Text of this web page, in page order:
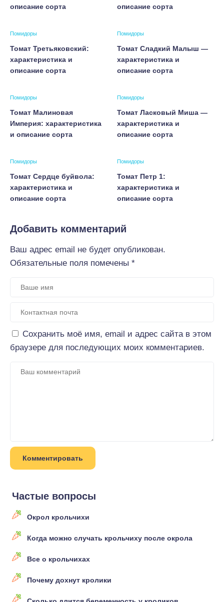
описание сорта
описание сорта
Помидоры
Томат Третьяковский:
характеристика и
описание сорта
Помидоры
Томат Сладкий Малыш —
характеристика и
описание сорта
Помидоры
Томат Малиновая
Империя: характеристика
и описание сорта
Помидоры
Томат Ласковый Миша —
характеристика и
описание сорта
Помидоры
Томат Сердце буйвола:
характеристика и
описание сорта
Помидоры
Томат Петр 1:
характеристика и
описание сорта
Добавить комментарий
Ваш адрес email не будет опубликован.
Обязательные поля помечены *
Сохранить моё имя, email и адрес сайта в этом
браузере для последующих моих комментариев.
Частые вопросы
Окрол крольчихи
Когда можно случать крольчиху после окрола
Все о крольчихах
Почему дохнут кролики